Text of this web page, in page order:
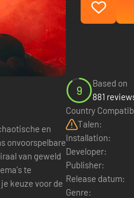
en
onvoorspelbare
van geweld
te
keuze voor de
9
Based on
881
Country
Talen:
Installation:
Developer:
Publisher:
Release datum:
Genre: